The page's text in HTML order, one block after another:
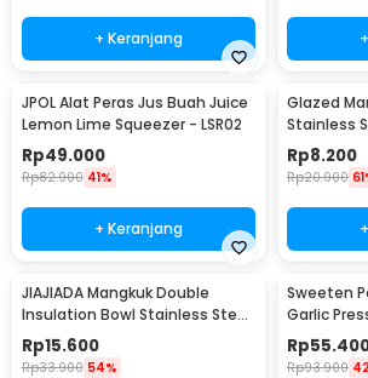
+ Keranjang
JPOL Alat Peras Jus Buah Juice
Lemon Lime Squeezer - LSR02
Rp49.000
Rp82.900 41%
+ Keranjang
Glazed
Stainless
Design 1
Rp8.200
Rp20.900
JIAJIADA Mangkuk Double
Insulation Bowl Stainless Steel
304 11.5cm - SGEE1
Rp15.600
Rp33.900 54%
Sweeten
Garlic
Squeezer -
Rp
Rp93.900